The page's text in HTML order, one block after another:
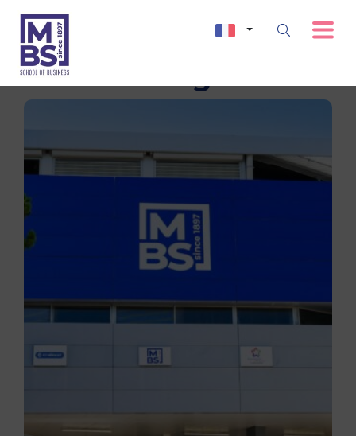
Immersions géantes